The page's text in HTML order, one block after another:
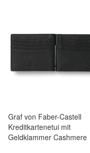
Graf von Faber-Castell
Kreditkartenetui mit
Geldklammer Cashmere